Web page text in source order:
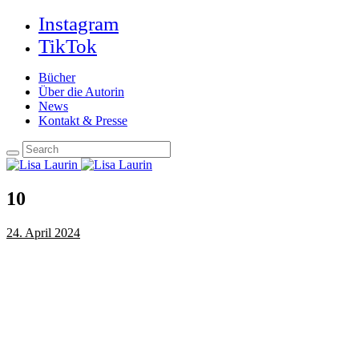
Instagram
TikTok
Bücher
Über die Autorin
News
Kontakt & Presse
10
24. April 2024